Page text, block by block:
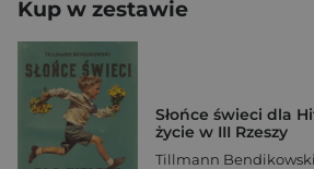
Kup w zestawie
Słońce świeci dla
życie w III Rzeszy
Tillmann Bendikowski